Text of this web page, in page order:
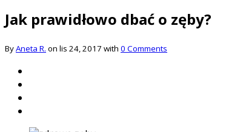
Jak prawidłowo dbać o zęby?
ByAneta R. on lis 24, 2017 with 0 Comments